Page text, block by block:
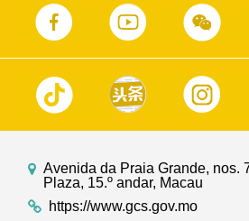
Avenida da Praia Grande, nos.
Plaza, 15.º andar, Macau
https://www.gcs.gov.mo